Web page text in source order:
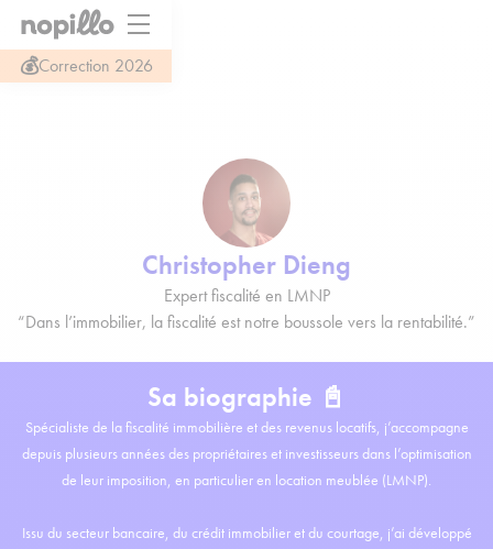
💰Correction 2026
Christopher Dieng
Expert fiscalité en LMNP
“Dans l’immobilier, la fiscalité est notre boussole vers la rentabilité.”
Sa biographie 📓
Spécialiste de la fiscalité immobilière et des revenus locatifs, j’accompagne
depuis plusieurs années des propriétaires et investisseurs dans l’optimisation
de leur imposition, en particulier en location meublée (LMNP).
Issu du secteur bancaire, du crédit immobilier et du courtage, j’ai développé